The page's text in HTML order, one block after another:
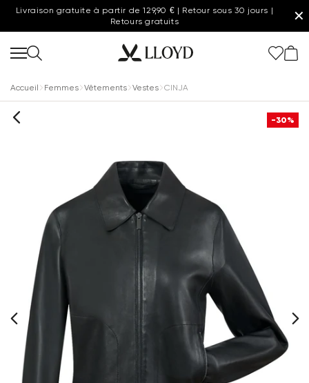
Livraison gratuite à partir de 129,90 € | Retour sous 30 jours |
Retours gratuits
✕
Accueil Femmes Vêtements Vestes CINJA
-30%